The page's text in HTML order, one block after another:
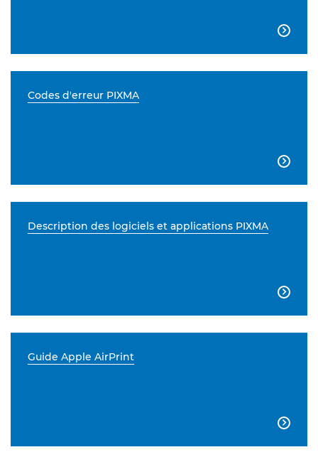

Codes d'erreur PIXMA

Description des logiciels et applications PIXMA

Guide Apple AirPrint
